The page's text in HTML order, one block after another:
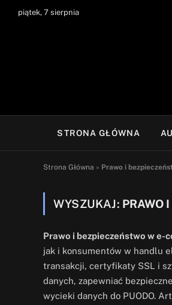
piątek, 7 sierpnia
STRONA GŁÓWNA
Strona Główna » Prawo i
WYSZUKAJ: PRAWO
Prawo i bezpieczeństwo w e-
jak i konsumentów w handlu
transakcji, certyfikaty SSL i
danych, zapewniać
wycieki danych do PUODO.